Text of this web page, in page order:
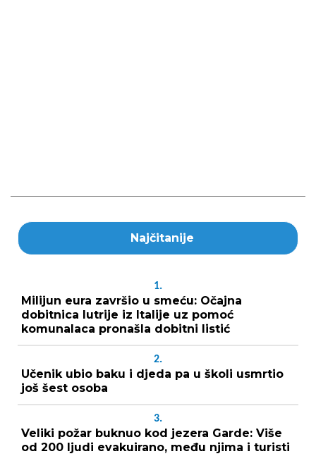
Najčitanije
1.
Milijun eura završio u smeću: Očajna
dobitnica lutrije iz Italije uz pomoć
komunalaca pronašla dobitni listić
2.
Učenik ubio baku i djeda pa u školi usmrtio
još šest osoba
3.
Veliki požar buknuo kod jezera Garde: Više
od 200 ljudi evakuirano, među njima i turisti